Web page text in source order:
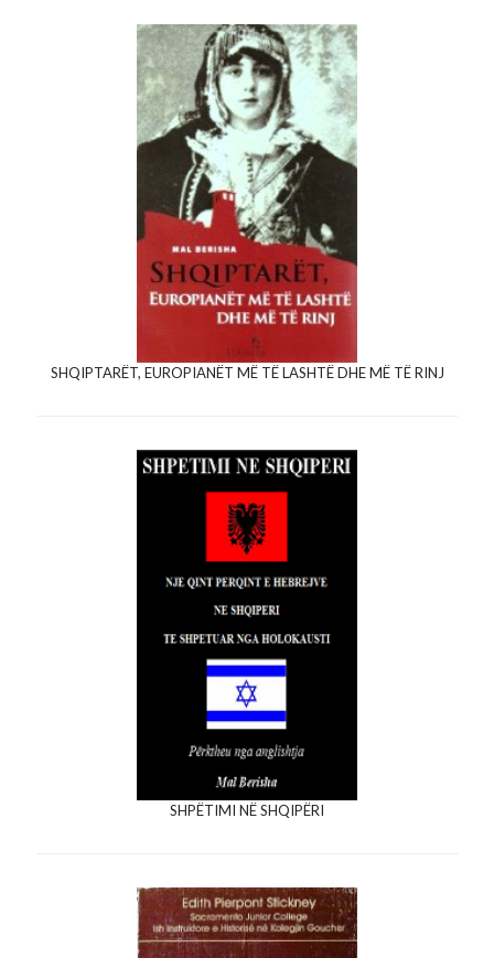
SHQIPTARËT, EUROPIANËT MË TË LASHTË DHE MË TË RINJ
SHPËTIMI NË SHQIPËRI